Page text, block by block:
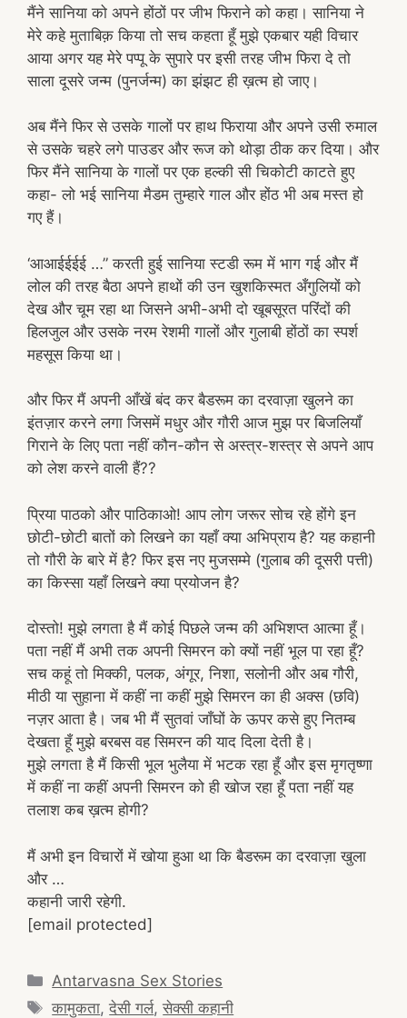
मैंने सानिया को अपने होंठों पर जीभ फिराने को कहा। सानिया ने
मेरे कहे मुताबिक़ किया तो सच कहता हूँ मुझे एकबार यही विचार
आया अगर यह मेरे पप्पू के सुपारे पर इसी तरह जीभ फिरा दे तो
साला दूसरे जन्म (पुनर्जन्म) का झंझट ही ख़त्म हो जाए।
अब मैंने फिर से उसके गालों पर हाथ फिराया और अपने उसी रुमाल
से उसके चहरे लगे पाउडर और रूज को थोड़ा ठीक कर दिया। और
फिर मैंने सानिया के गालों पर एक हल्की सी चिकोटी काटते हुए
कहा- लो भई सानिया मैडम तुम्हारे गाल और होंठ भी अब मस्त हो
गए हैं।
‘आआईईईई …” करती हुई सानिया स्टडी रूम में भाग गई और मैं
लोल की तरह बैठा अपने हाथों की उन खुशकिस्मत अँगुलियों को
देख और चूम रहा था जिसने अभी-अभी दो खूबसूरत परिंदों की
हिलजुल और उसके नरम रेशमी गालों और गुलाबी होंठों का स्पर्श
महसूस किया था।
और फिर मैं अपनी आँखें बंद कर बैडरूम का दरवाज़ा खुलने का
इंतज़ार करने लगा जिसमें मधुर और गौरी आज मुझ पर बिजलियाँ
गिराने के लिए पता नहीं कौन-कौन से अस्त्र-शस्त्र से अपने आप
को लेश करने वाली हैं??
प्रिया पाठको और पाठिकाओ! आप लोग जरूर सोच रहे होंगे इन
छोटी-छोटी बातों को लिखने का यहाँ क्या अभिप्राय है? यह कहानी
तो गौरी के बारे में है? फिर इस नए मुजसम्मे (गुलाब की दूसरी पत्ती)
का किस्सा यहाँ लिखने क्या प्रयोजन है?
दोस्तो! मुझे लगता है मैं कोई पिछले जन्म की अभिशप्त आत्मा हूँ।
पता नहीं मैं अभी तक अपनी सिमरन को क्यों नहीं भूल पा रहा हूँ?
सच कहूं तो मिक्की, पलक, अंगूर, निशा, सलोनी और अब गौरी,
मीठी या सुहाना में कहीं ना कहीं मुझे सिमरन का ही अक्स (छवि)
नज़र आता है। जब भी मैं सुतवां जाँघों के ऊपर कसे हुए नितम्ब
देखता हूँ मुझे बरबस वह सिमरन की याद दिला देती है।
मुझे लगता है मैं किसी भूल भुलैया में भटक रहा हूँ और इस मृगतृष्णा
में कहीं ना कहीं अपनी सिमरन को ही खोज रहा हूँ पता नहीं यह
तलाश कब ख़त्म होगी?
मैं अभी इन विचारों में खोया हुआ था कि बैडरूम का दरवाज़ा खुला
और …
कहानी जारी रहेगी.
[email protected]
Categories
Antarvasna Sex Stories
Tags
कामुकता,देसी गर्ल,सेक्सी कहानी